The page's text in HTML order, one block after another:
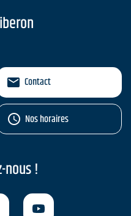
Contact
Nos horaires
nous !